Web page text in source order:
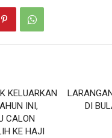
KELUARKAN
INI,
CALON
KE HAJI
DI